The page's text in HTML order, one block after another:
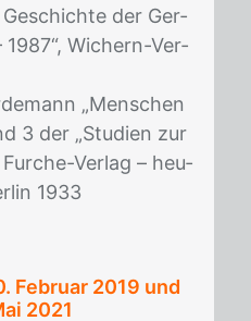
der Ger­
Wi­chern-Ver­
„Men­schen
3 der „Stu­di­en zur
Fur­che-Ver­lag – heu­
1933
Februar 2019 und
2021